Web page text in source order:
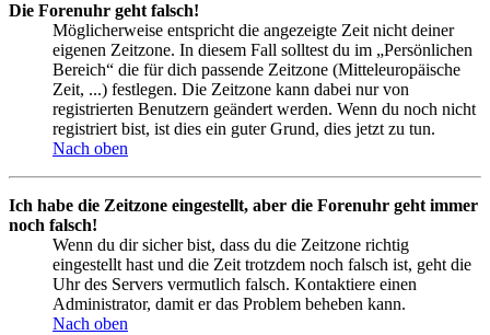
Die Forenuhr geht falsch!
Möglicherweise entspricht die angezeigte Zeit nicht deiner
eigenen Zeitzone. In diesem Fall solltest du im „Persönlichen
Bereich“ die für dich passende Zeitzone (Mitteleuropäische
Zeit, ...) festlegen. Die Zeitzone kann dabei nur von
registrierten Benutzern geändert werden. Wenn du noch nicht
registriert bist, ist dies ein guter Grund, dies jetzt zu tun.
Nach oben
Ich habe die Zeitzone eingestellt, aber die Forenuhr geht immer
noch falsch!
Wenn du dir sicher bist, dass du die Zeitzone richtig
eingestellt hast und die Zeit trotzdem noch falsch ist, geht die
Uhr des Servers vermutlich falsch. Kontaktiere einen
Administrator, damit er das Problem beheben kann.
Nach oben